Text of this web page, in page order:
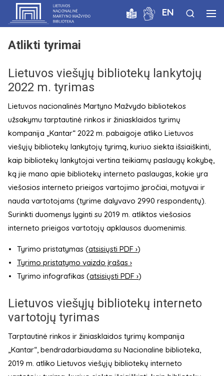
EN
Atlikti tyrimai
Lietuvos viešųjų bibliotekų lankytojų
2022 m. tyrimas
Lietuvos nacionalinės Martyno Mažvydo bibliotekos
užsakymu tarptautinė rinkos ir žiniasklaidos tyrimų
kompanija „Kantar“ 2022 m. pabaigoje atliko Lietuvos
viešųjų bibliotekų lankytojų tyrimą, kuriuo siekta išsiaiškinti,
kaip bibliotekų lankytojai vertina teikiamų paslaugų kokybę,
ką jie mano apie bibliotekų interneto paslaugas, kokie yra
viešosios interneto prieigos vartojimo įpročiai, motyvai ir
nauda vartotojams (tyrime dalyvavo 2990 respondentų).
Surinkti duomenys lyginti su 2019 m. atliktos viešosios
interneto prieigos vartotojų apklausos duomenimis.
Tyrimo pristatymas (atsisiųsti PDF ›)
Tyrimo pristatymo vaizdo įrašas ›
Tyrimo infografikas (atsisiųsti PDF ›)
Lietuvos viešųjų bibliotekų interneto
vartotojų tyrimas
Tarptautinė rinkos ir žiniasklaidos tyrimų kompanija
„Kantar“, bendradarbiaudama su Nacionaline biblioteka,
2019 m. atliko Lietuvos viešųjų bibliotekų interneto